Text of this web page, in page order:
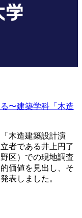
〜建築学科「木造
木造建築設計演
者である井上円了
区）での現地調査
価値を見出し、そ
表しました。